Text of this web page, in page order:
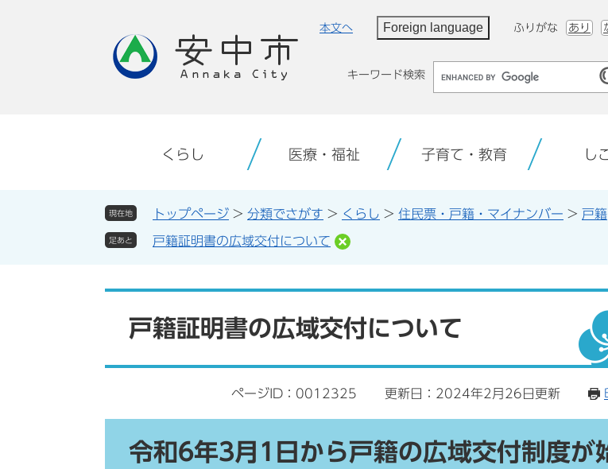
本文へ Foreign language ふりがな あり
キーワード検索
くらし 医療・福祉 子育て・教育 し
現在地 トップページ > 分類でさがす > くらし > 住民票・戸籍・マイナンバー > 戸籍
足あと 戸籍証明書の広域交付について
戸籍証明書の広域交付について
ページID：0012325 更新日：2024年2月26日更新
令和6年3月1日から戸籍の広域交付制度が